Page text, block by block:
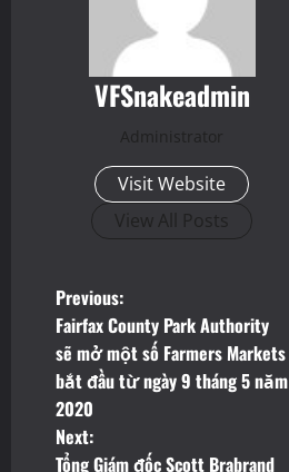
VFSnakeadmin
Administrator
Visit Website
View All Posts
P
o
s
t
Previous:
Fairfax County Park Authority
sẽ mở một số Farmers Markets
bắt đầu từ ngày 9 tháng 5 năm
2020
Next:
Tổng Giám đốc Scott Brabrand